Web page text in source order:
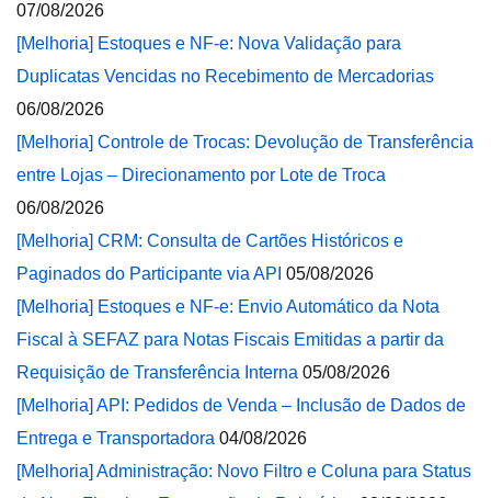
07/08/2026
[Melhoria] Estoques e NF-e: Nova Validação para
Duplicatas Vencidas no Recebimento de Mercadorias
06/08/2026
[Melhoria] Controle de Trocas: Devolução de Transferência
entre Lojas – Direcionamento por Lote de Troca
06/08/2026
[Melhoria] CRM: Consulta de Cartões Históricos e
Paginados do Participante via API 05/08/2026
[Melhoria] Estoques e NF-e: Envio Automático da Nota
Fiscal à SEFAZ para Notas Fiscais Emitidas a partir da
Requisição de Transferência Interna 05/08/2026
[Melhoria] API: Pedidos de Venda – Inclusão de Dados de
Entrega e Transportadora 04/08/2026
[Melhoria] Administração: Novo Filtro e Coluna para Status